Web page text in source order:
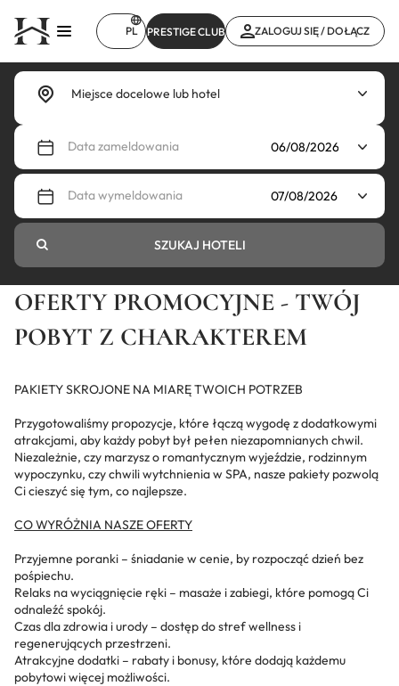
treści
PL PRESTIGE CLUB ZALOGUJ SIĘ / DOŁĄCZ
Data zameldowania
Data wymeldowania
SZUKAJ HOTELI
OFERTY PROMOCYJNE - TWÓJ
POBYT Z CHARAKTEREM
PAKIETY SKROJONE NA MIARĘ TWOICH POTRZEB
Przygotowaliśmy propozycje, które łączą wygodę z dodatkowymi
atrakcjami, aby każdy pobyt był pełen niezapomnianych chwil.
Niezależnie, czy marzysz o romantycznym wyjeździe, rodzinnym
wypoczynku, czy chwili wytchnienia w SPA, nasze pakiety pozwolą
Ci cieszyć się tym, co najlepsze.
CO WYRÓŻNIA NASZE OFERTY
Przyjemne poranki – śniadanie w cenie, by rozpocząć dzień bez
pośpiechu.
Relaks na wyciągnięcie ręki – masaże i zabiegi, które pomogą Ci
odnaleźć spokój.
Czas dla zdrowia i urody – dostęp do stref wellness i
regenerujących przestrzeni.
Atrakcyjne dodatki – rabaty i bonusy, które dodają każdemu
pobytowi więcej możliwości.